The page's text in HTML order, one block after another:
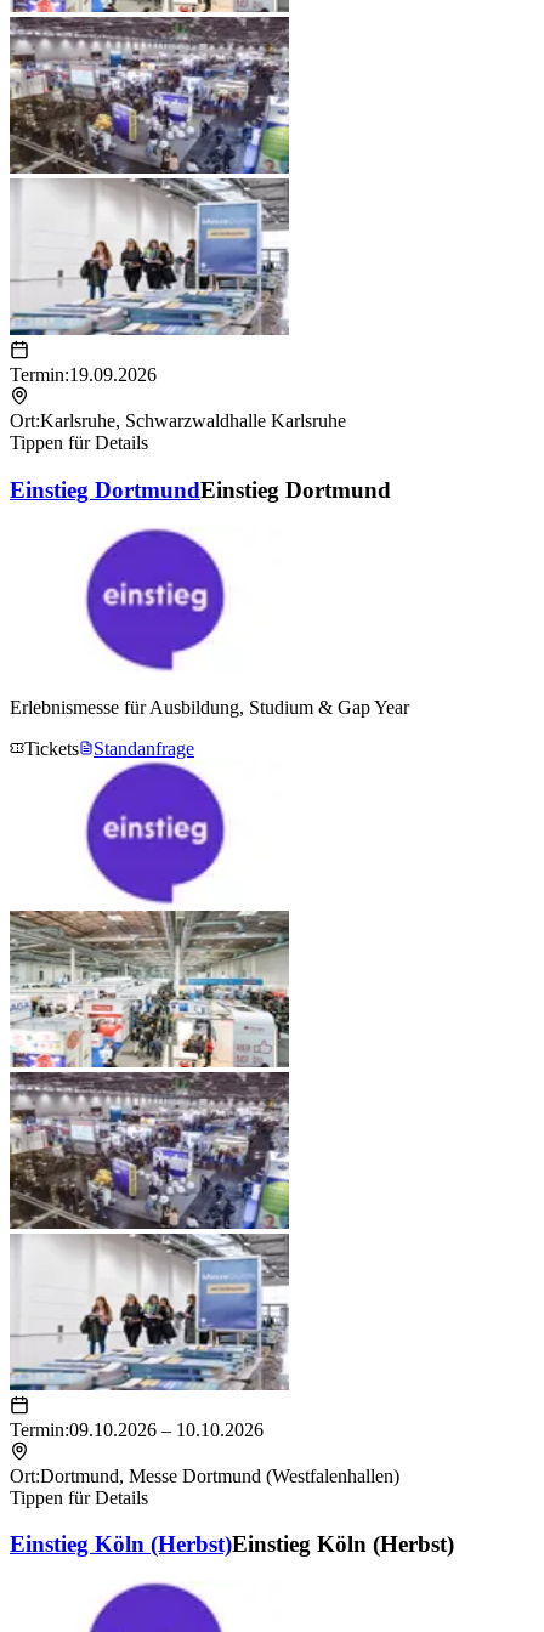
Einstieg – Ihre Full-Service-Agentur für
Generationenverständigung.
Termin:19.09.2026
Ort:Karlsruhe, Schwarzwaldhalle Karlsruhe
Tippen für Details
Einstieg DortmundEinstieg Dortmund
Erlebnismesse für Ausbildung, Studium & Gap Year
Tickets
Standanfrage
Termin:09.10.2026 – 10.10.2026
Ort:Dortmund, Messe Dortmund (Westfalenhallen)
Tippen für Details
Einstieg Köln (Herbst)Einstieg Köln (Herbst)